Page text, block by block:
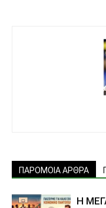
ΠΑΡΟΜΟΙΑ ΑΡΘΡΑ
Η